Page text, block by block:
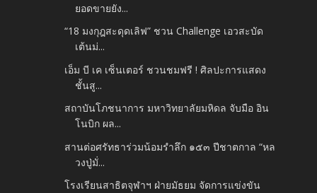
ยอดขายยัง...
“18 มงกุฎสะดุดเลิฟ” ชวน Challenge เอวสะบัด
เต้นม่...
เอ็ม บี เค เซ็นเตอร์ ชวนชมฟรี ! ศิลปะการแสดง
ชั้นสู...
สถาบันโภชนาการ มหาวิทยาลัยมหิดล จับมือ อิน
โนบิก ผล...
สานต่อศรัทธาร่วมน้อมรำลึก ๑๕๓ ปีชาตกาล “หล
วงปู่มั่...
โรงเรียนสาธิตจุฬาฯ ฝ่ายมัธยม จัดการแข่งขัน